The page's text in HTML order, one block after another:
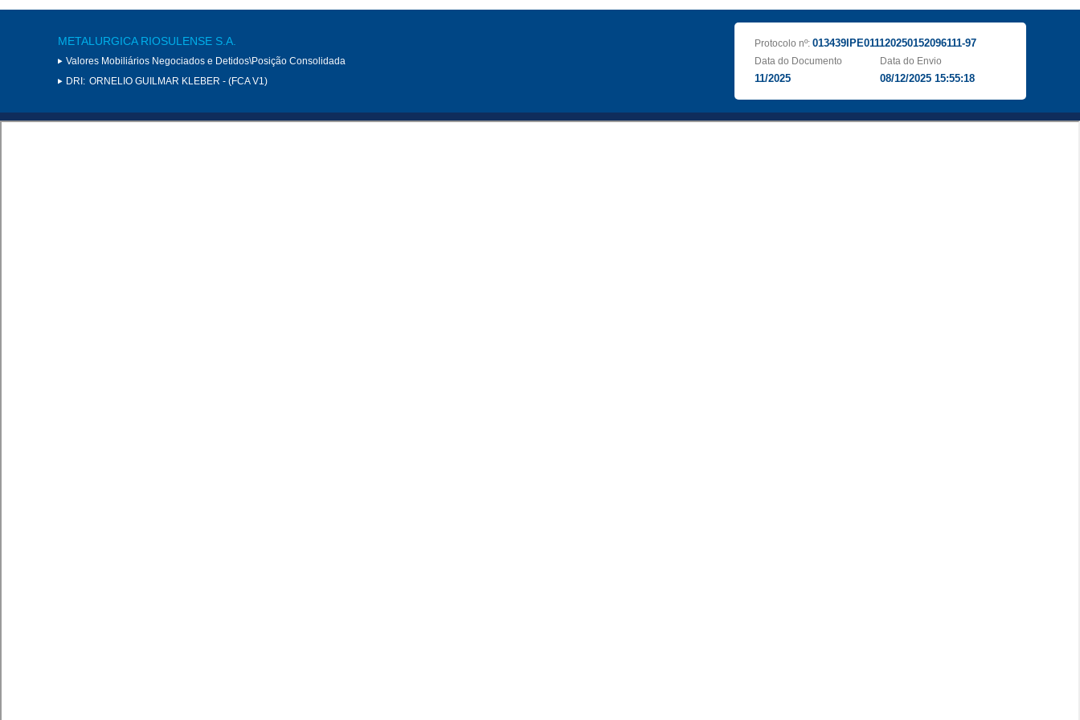
METALURGICA RIOSULENSE S.A.
Valores Mobiliários Negociados e Detidos\Posição Consolidada
DRI: ORNELIO GUILMAR KLEBER - (FCA V1)
Protocolo nº: 013439IPE011120250152096111-97
Data do Documento
11/2025
Data do Envio
08/12/2025 15:55:18